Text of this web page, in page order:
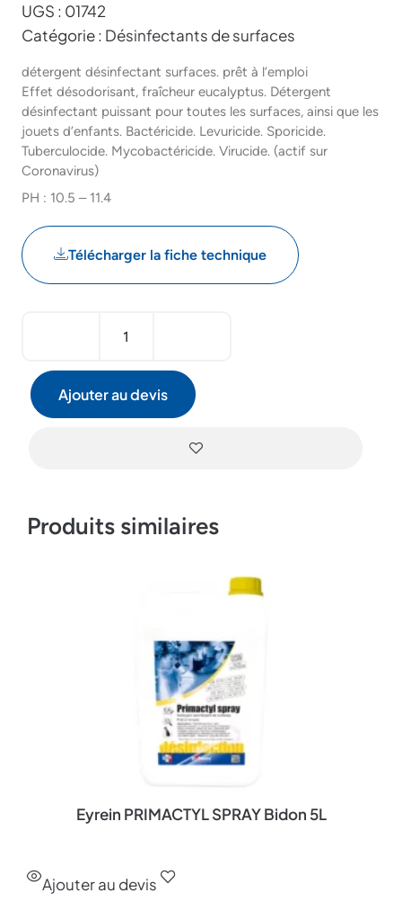
UGS : 01742
Catégorie : Désinfectants de surfaces
détergent désinfectant surfaces. prêt à l’emploi
Effet désodorisant, fraîcheur eucalyptus. Détergent
désinfectant puissant pour toutes les surfaces, ainsi que les
jouets d’enfants. Bactéricide. Levuricide. Sporicide.
Tuberculocide. Mycobactéricide. Virucide. (actif sur
Coronavirus)
PH : 10.5 – 11.4
Télécharger la fiche technique
Ajouter au devis
Produits similaires
Eyrein PRIMACTYL SPRAY Bidon 5L
Ajouter au devis